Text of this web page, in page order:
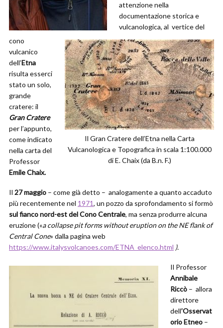
Il Gran Cratere dell’Etna nella Carta
Vulcanologica e Topografica in scala 1:100.000
di E. Chaix (da B.n. F.)
attenzione nella
documentazione storica e
vulcanologica, al vertice del
cono
vulcanico
dell’Etna
risulta esserci
stato un solo,
grande
cratere: il
Gran Cratere
per l’appunto,
come indicato
nella carta del
Professor
Emile Chaix.
Il 27 maggio – come già detto – analogamente a quanto accaduto
più recentemente nel 1971, un pozzo da sprofondamento si formò
sul fianco nord-est del Cono Centrale, ma senza produrre alcuna
eruzione («a collapse pit forms without eruption on the NE flank of
Central Cone» dalla pagina web
https://www.italysvolcanoes.com/ETNA_elenco.html ).
Il Professor
Annibale
Riccò – allora
direttore
dell’Osservat
orio Etneo –